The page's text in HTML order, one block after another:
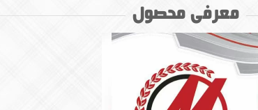
معرفی محصول